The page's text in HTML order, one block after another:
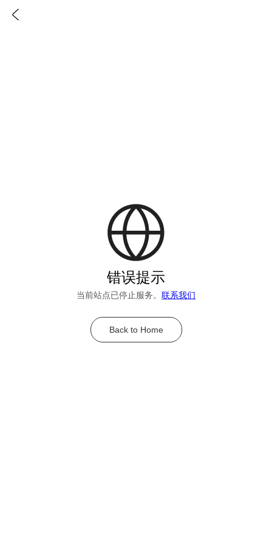
错误提示
当前站点已停止服务。 联系我们
Back to Home